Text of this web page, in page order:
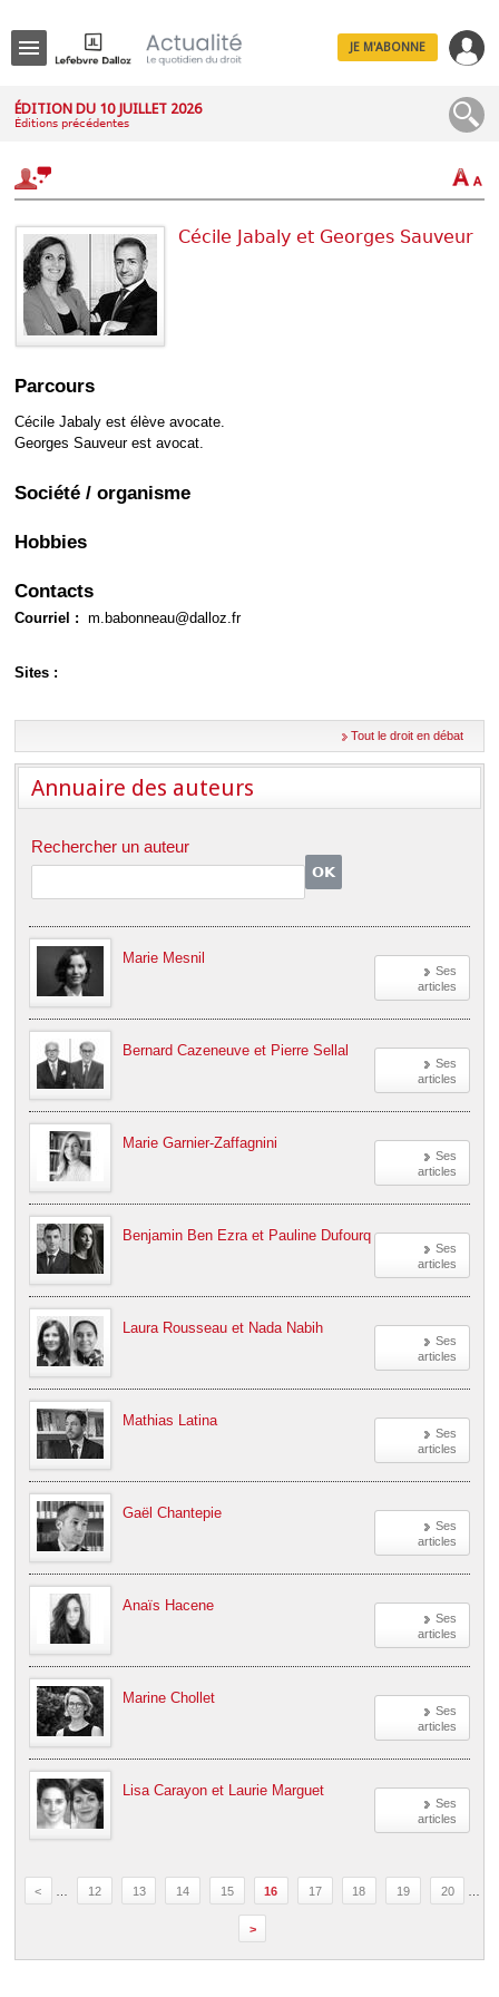
IT
JE M'ABONNE
ÉDITION DU 10 JUILLET 2026
Éditions précédentes
Cécile Jabaly et Georges Sauveur
Parcours
Cécile Jabaly est élève avocate.
Georges Sauveur est avocat.
Société / organisme
Hobbies
Contacts
Courriel : m.babonneau@dalloz.fr
Sites :
Tout le droit en débat
Annuaire des auteurs
Rechercher un auteur
Ses
articles
Marie Mesnil
Ses
articles
Bernard Cazeneuve et Pierre Sellal
Ses
articles
Marie Garnier-Zaffagnini
Ses
articles
Benjamin Ben Ezra et Pauline Dufourq
Ses
articles
Laura Rousseau et Nada Nabih
Ses
articles
Mathias Latina
Ses
articles
Gaël Chantepie
Ses
articles
Anaïs Hacene
Ses
articles
Marine Chollet
Ses
articles
Lisa Carayon et Laurie Marguet
< 12 13 14 15 16 17 18 19 20
>